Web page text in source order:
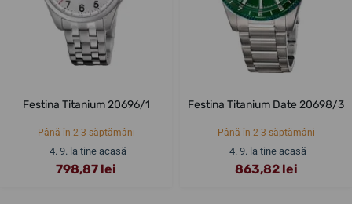
Festina Titanium 20696/1
Până în 2-3 săptămâni
4. 9. la tine acasă
798,87 lei
Festina Titanium Date 20698/3
Până în 2-3 săptămâni
4. 9. la tine acasă
863,82 lei